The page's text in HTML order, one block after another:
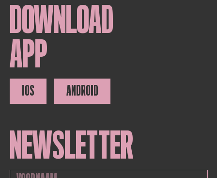
DOWNLOAD
APP
IOS ANDROID
NEWSLETTER